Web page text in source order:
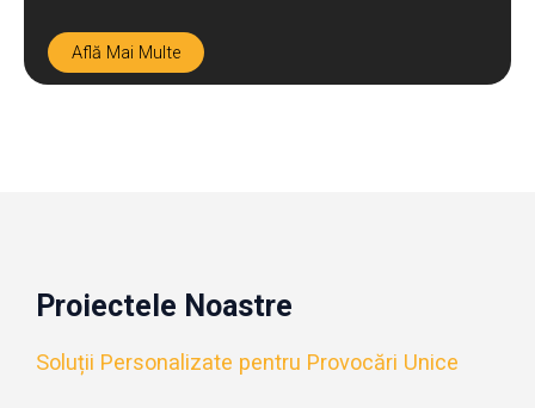
Află Mai Multe
Proiectele Noastre
Soluții Personalizate pentru Provocări Unice